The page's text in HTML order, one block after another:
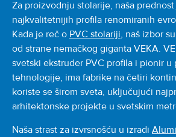
Za proizvodnju stolarije, naša
najkvalitetnijih profila renomiranih
Kada je reč o PVC stolariji, naš izbor
od strane nemačkog giganta VEKA.
svetski ekstruder PVC profila i pionir u
tehnologije, ima fabrike na četiri
koriste se širom sveta, uključujući
arhitektonske projekte u svetskim
Naša strast za izvrsnošću u izradi